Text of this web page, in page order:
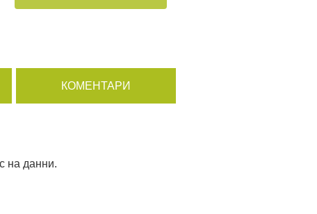
КОМЕНТАРИ
на данни.